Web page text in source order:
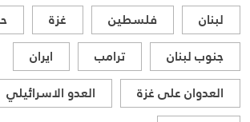
لبنان فلسطين غزة
جنوب لبنان
ترامب
ايران
العدوان على غزة
العدو الاسرائيلي